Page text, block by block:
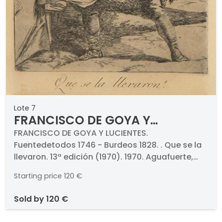
Lote 7
FRANCISCO DE GOYA Y
LUCIENTES - Que se la llevaron.
13ª edición (1970). 1970
FRANCISCO DE GOYA Y LUCIENTES.
Fuentedetodos 1746 - Burdeos 1828. . Que se la
llevaron. 13ª edición (1970). 1970. Aguafuerte,
Numerado (8). Medidas 215 x 145 mm plancha.
1970.. Pertenece a la serie de Los Caprichos.
Starting price 120 €
sold by120 €